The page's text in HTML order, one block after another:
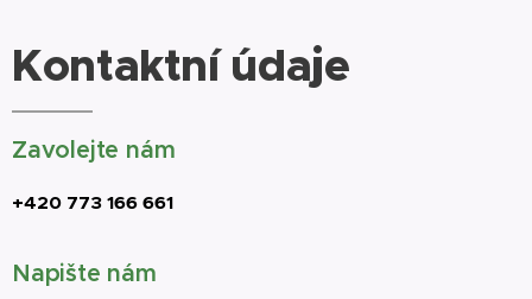
Kontaktní údaje
Zavolejte nám
+420 773 166 661
Napište nám